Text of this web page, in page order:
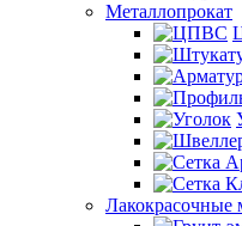
Металлопрокат
Лакокрасочные